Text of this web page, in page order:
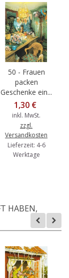
50 - Frauen
packen
Geschenke ein...
1,30 €
inkl. MwSt.
zzgl.
Versandkosten
Lieferzeit: 4-6
Werktage
HABEN,